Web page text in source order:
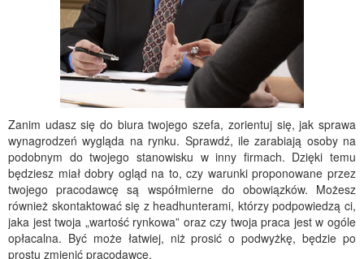
Zanim udasz się do biura twojego szefa, zorientuj się, jak sprawa
wynagrodzeń wygląda na rynku. Sprawdź, ile zarabiają osoby na
podobnym do twojego stanowisku w inny firmach. Dzięki temu
będziesz miał dobry ogląd na to, czy warunki proponowane przez
twojego pracodawcę są współmierne do obowiązków. Możesz
również skontaktować się z headhunterami, którzy podpowiedzą ci,
jaka jest twoja „wartość rynkowa” oraz czy twoja praca jest w ogóle
opłacalna. Być może łatwiej, niż prosić o podwyżkę, będzie po
prostu zmienić pracodawcę.